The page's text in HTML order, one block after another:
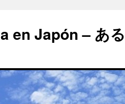
en Japón – あ